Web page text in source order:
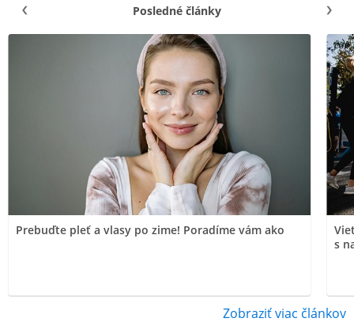
Posledné články
Prebuďte pleť a vlasy po zime! Poradíme vám ako
s
Zobraziť viac článkov